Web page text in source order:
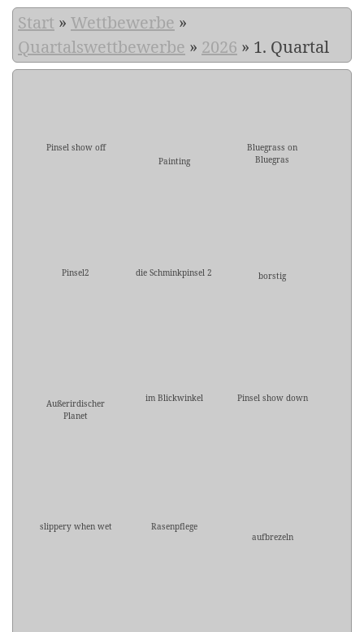
Start » Wettbewerbe »
Quartalswettbewerbe » 2026 » 1. Quartal
Pinsel show off
Painting
Bluegrass on
Bluegras
Pinsel2 die Schminkpinsel 2 borstig
Außerirdischer
Planet
im Blickwinkel Pinsel show down
slippery when wet
Rasenpflege
aufbrezeln